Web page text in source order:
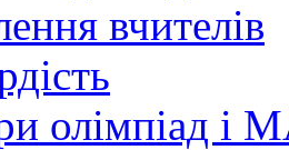
вчителів
олімпіад і